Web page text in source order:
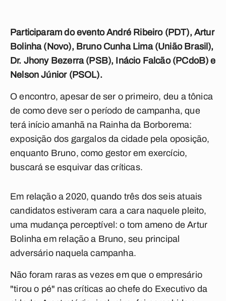
Participaram do evento André Ribeiro (PDT), Artur
Bolinha (Novo), Bruno Cunha Lima (União Brasil),
Dr. Jhony Bezerra (PSB), Inácio Falcão (PCdoB) e
Nelson Júnior (PSOL).
O encontro, apesar de ser o primeiro, deu a tônica
de como deve ser o período de campanha, que
terá início amanhã na Rainha da Borborema:
exposição dos gargalos da cidade pela oposição,
enquanto Bruno, como gestor em exercício,
buscará se esquivar das críticas.
Em relação a 2020, quando três dos seis atuais
candidatos estiveram cara a cara naquele pleito,
uma mudança perceptível: o tom ameno de Artur
Bolinha em relação a Bruno, seu principal
adversário naquela campanha.
Não foram raras as vezes em que o empresário
"tirou o pé" nas críticas ao chefe do Executivo da